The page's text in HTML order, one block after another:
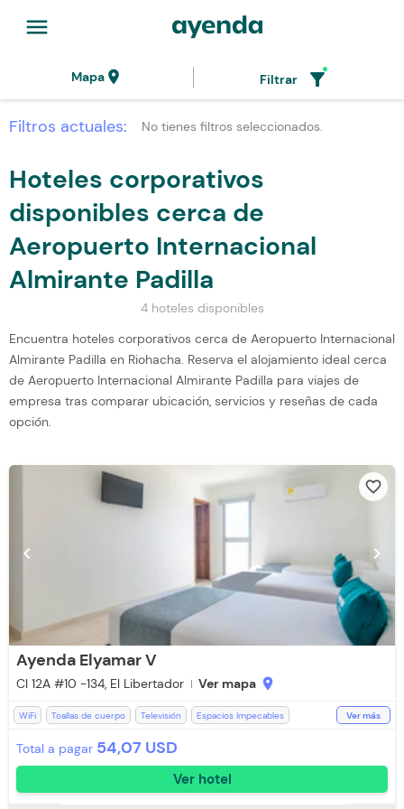
menu
Mapalocation_on Filtrar filter_alt
Filtros actuales: No tienes filtros seleccionados.
Hoteles corporativos
disponibles cerca de
Aeropuerto Internacional
Almirante Padilla
4 hoteles disponibles
Encuentra hoteles corporativos cerca de Aeropuerto Internacional
Almirante Padilla en Riohacha. Reserva el alojamiento ideal cerca
de Aeropuerto Internacional Almirante Padilla para viajes de
empresa tras comparar ubicación, servicios y reseñas de cada
opción.
favorite_border
chevron_left chevron_right
Ayenda Elyamar V
Cl 12A #10 -134, El Libertador Ver mapa location_on
WiFi Toallas de cuerpo Televisión
Espacios Impecables
Piscina
Ver más
Total a pagar 54,07 USD
Ver hotel